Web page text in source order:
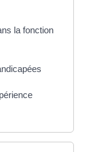
la fonction